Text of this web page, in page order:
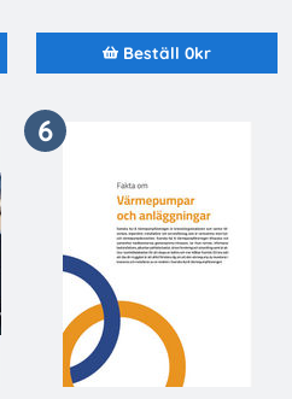
Beställ 0kr
6